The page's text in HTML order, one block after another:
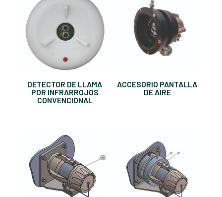
DETECTOR DE LLAMA
POR INFRARROJOS
CONVENCIONAL
ACCESORIO PANTALLA
DE AIRE